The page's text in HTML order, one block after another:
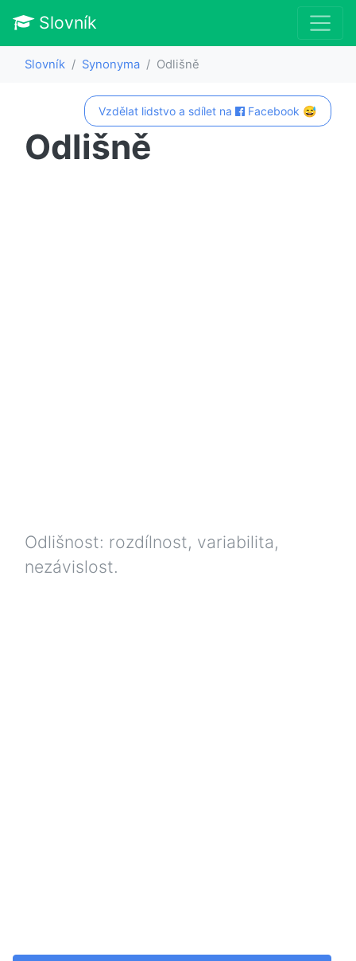
Slovník
Slovník Synonyma Odlišně
Vzdělat lidstvo a sdílet na Facebook 😅
Odlišně
Odlišnost: rozdílnost, variabilita,
nezávislost.